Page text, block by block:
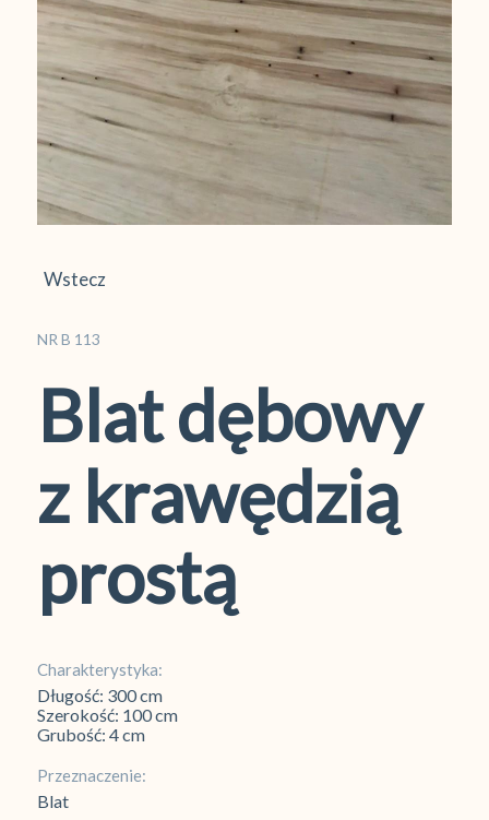
Wstecz
NR B 113
Blat dębowy
z krawędzią
prostą
Charakterystyka:
Długość: 300 cm
Szerokość: 100 cm
Grubość: 4 cm
Przeznaczenie:
Blat